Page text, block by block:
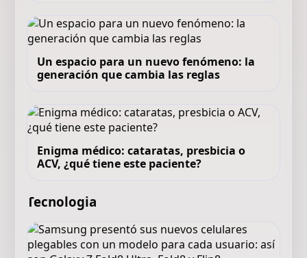
Un espacio para un nuevo fenómeno: la
generación que cambia las reglas
Enigma médico: cataratas, presbicia o
ACV, ¿qué tiene este paciente?
Tecnologia